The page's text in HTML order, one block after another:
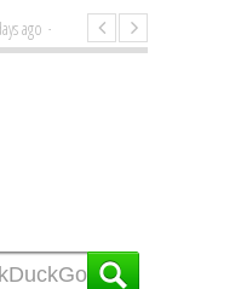
- Non mi interesso di politica